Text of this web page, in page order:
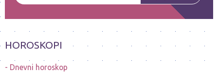
HOROSKOPI
Dnevni horoskop